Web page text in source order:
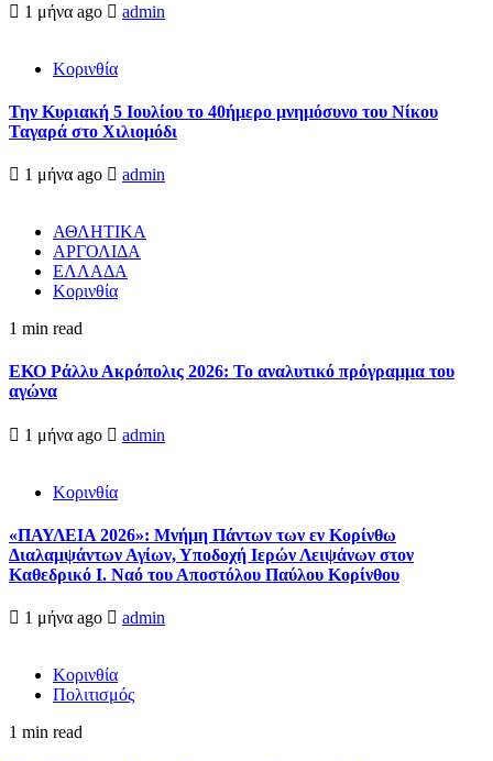
1 μήνα ago admin
Κορινθία
Την Κυριακή 5 Ιουλίου το 40ήμερο μνημόσυνο του Νίκου
Ταγαρά στο Χιλιομόδι
1 μήνα ago admin
ΑΘΛΗΤΙΚΑ
ΑΡΓΟΛΙΔΑ
ΕΛΛΑΔΑ
Κορινθία
1 min read
ΕΚΟ Ράλλυ Ακρόπολις 2026: Το αναλυτικό πρόγραμμα του
αγώνα
1 μήνα ago admin
Κορινθία
«ΠΑΥΛΕΙΑ 2026»: Μνήμη Πάντων των εν Κορίνθω
Διαλαμψάντων Αγίων, Υποδοχή Ιερών Λειψάνων στον
Καθεδρικό Ι. Ναό του Αποστόλου Παύλου Κορίνθου
1 μήνα ago admin
Κορινθία
Πολιτισμός
1 min read